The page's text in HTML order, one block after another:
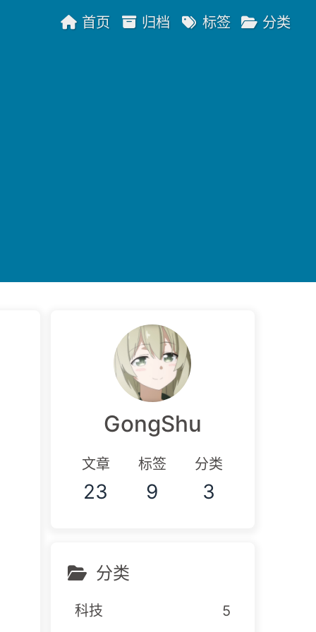
首页 归档 标签 分类
GongShu
文章
23
标签
9
分类
3
分类
科技 5